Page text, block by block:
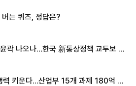
는 퀴즈, 정답은?
곽 나오나…한국 新통상정책 교두보 활
력 키운다…산업부 15개 과제 180억 지